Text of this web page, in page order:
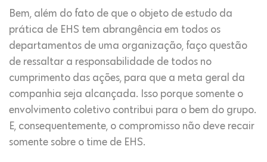
Bem, além do fato de que o objeto de estudo da
prática de EHS tem abrangência em todos os
departamentos de uma organização, faço questão
de ressaltar a responsabilidade de todos no
cumprimento das ações, para que a meta geral da
companhia seja alcançada. Isso porque somente o
envolvimento coletivo contribui para o bem do grupo.
E, consequentemente, o compromisso não deve recair
somente sobre o time de EHS.